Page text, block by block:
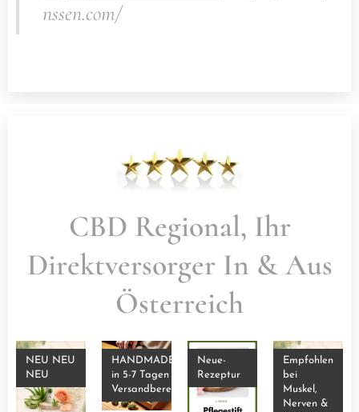
nssen.com/
CBD Regional, Ihr
Direktversorger In & Aus
Österreich
NEU NEU
NEU
HANDMADE
in 5-7 Tagen
Versandbereit
Neue-
Rezeptur
Empfohlen
bei
Muskel,
Nerven &